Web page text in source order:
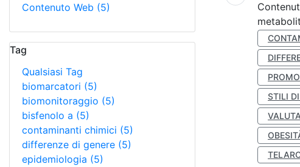
Contenuto Web (5)
Tag
Qualsiasi Tag
biomarcatori (5)
biomonitoraggio (5)
bisfenolo a (5)
contaminanti chimici (5)
differenze di genere (5)
epidemiologia (5)
STILI